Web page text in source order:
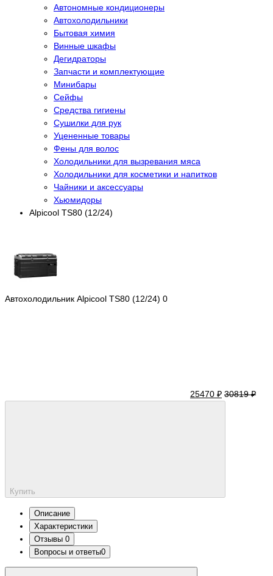
Автономные кондиционеры
Автохолодильники
Бытовая химия
Винные шкафы
Дегидраторы
Запчасти и комплектующие
Минибары
Сейфы
Средства гигиены
Сушилки для рук
Уцененные товары
Фены для волос
Холодильники для вызревания мяса
Холодильники для косметики и напитков
Чайники и аксессуары
Хьюмидоры
Alpicool TS80 (12/24)
Автохолодильник Alpicool TS80 (12/24) 0
25470 ₽ 30819 ₽
Купить
Описание
Характеристики
Отзывы 0
Вопросы и ответы0